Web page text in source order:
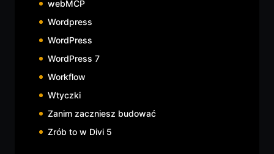
webMCP
Wordpress
WordPress
WordPress 7
Workflow
Wtyczki
Zanim zaczniesz budować
Zrób to w Divi 5